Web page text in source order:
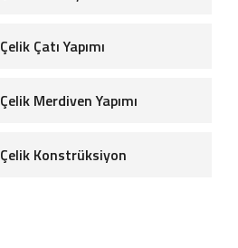
Çelik Çatı Yapımı
Çelik Merdiven Yapımı
Çelik Konstrüksiyon